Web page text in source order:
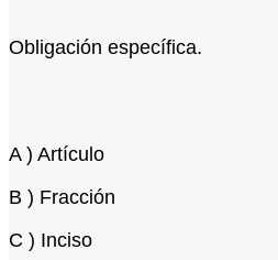
Obligación específica.
A ) Artículo
B ) Fracción
C ) Inciso